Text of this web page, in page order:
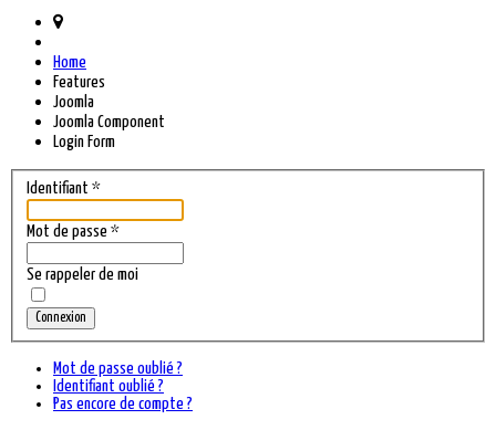
Home
Features
Joomla
Joomla Component
Login Form
Identifiant *
Mot de passe *
Se rappeler de moi
Connexion
Mot de passe oublié ?
Identifiant oublié ?
Pas encore de compte ?